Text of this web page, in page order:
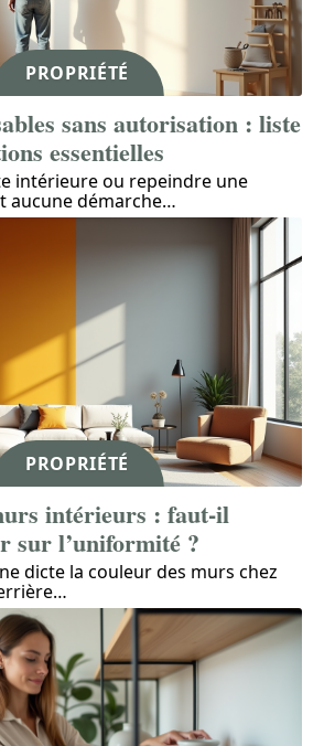
PROPRIÉTÉ
sans autorisation : liste
essentielles
intérieure ou repeindre une
aucune démarche…
PROPRIÉTÉ
intérieurs : faut-il
sur l’uniformité ?
dicte la couleur des murs chez
…